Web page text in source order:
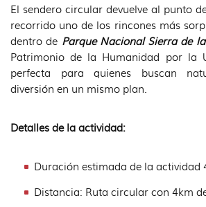
El sendero circular devuelve al punto
recorrido uno de los rincones más
dentro de Parque Nacional Sierra de
Patrimonio de la Humanidad por la
perfecta para quienes buscan
diversión en un mismo plan.
Detalles de la actividad:
Duración estimada de la actividad
Distancia: Ruta circular con 4km